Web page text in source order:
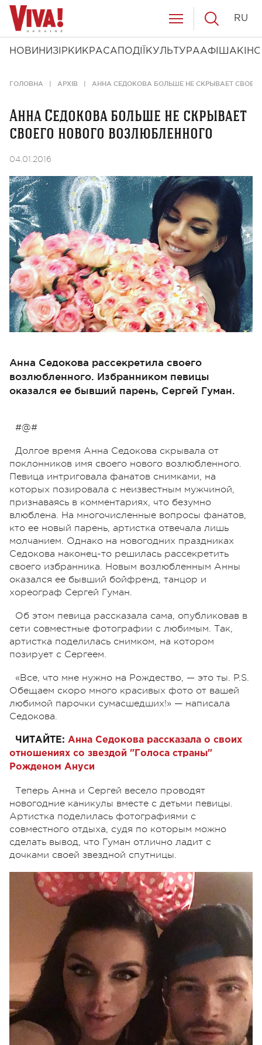
НОВИНИ ЗІРКИ КРАСА ПОДІЇ КУЛЬТУРААФІША КІНО
RU
ГОЛОВНА АРХІВ АННА СЕДОКОВА БОЛЬШЕ НЕ СКРЫВАЕТ
Анна Седокова больше не скрывает
своего нового возлюбленного
04.01.2016
Анна Седокова рассекретила своего
возлюбленного. Избранником певицы
оказался ее бывший парень, Сергей Гуман.
#@#
Долгое время Анна Седокова скрывала от
поклонников имя своего нового возлюбленного.
Певица интриговала фанатов снимками, на
которых позировала с неизвестным мужчиной,
признаваясь в комментариях, что безумно
влюблена. На многочисленные вопросы фанатов,
кто ее новый парень, артистка отвечала лишь
молчанием. Однако на новогодних праздниках
Седокова наконец-то решилась рассекретить
своего избранника. Новым возлюбленным Анны
оказался ее бывший бойфренд, танцор и
хореограф Сергей Гуман.
Об этом певица рассказала сама, опубликовав в
сети совместные фотографии с любимым. Так,
артистка поделилась снимком, на котором
позирует с Сергеем.
«Все, что мне нужно на Рождество, — это ты. P.S.
Обещаем скоро много красивых фото от вашей
любимой парочки сумасшедших!» — написала
Седокова.
ЧИТАЙТЕ: Анна Седокова рассказала о своих
отношениях со звездой "Голоса страны"
Рожденом Ануси
Теперь Анна и Сергей весело проводят
новогодние каникулы вместе с детьми певицы.
Артистка поделилась фотографиями с
совместного отдыха, судя по которым можно
сделать вывод, что Гуман отлично ладит с
дочками своей звездной спутницы.